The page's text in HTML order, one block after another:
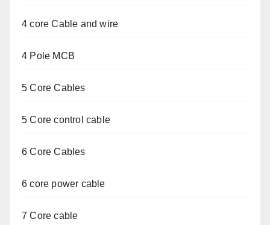
4 core Cable and wire
4 Pole MCB
5 Core Cables
5 Core control cable
6 Core Cables
6 core power cable
7 Core cable